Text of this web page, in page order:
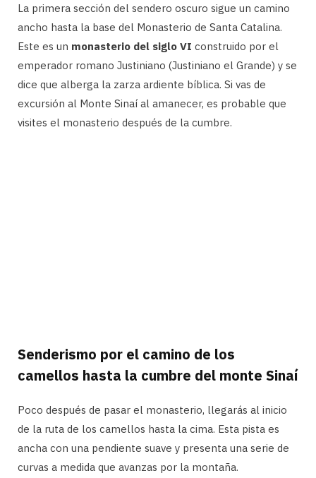
La primera sección del sendero oscuro sigue un camino
ancho hasta la base del Monasterio de Santa Catalina.
Este es un monasterio del siglo VI construido por el
emperador romano Justiniano (Justiniano el Grande) y se
dice que alberga la zarza ardiente bíblica. Si vas de
excursión al Monte Sinaí al amanecer, es probable que
visites el monasterio después de la cumbre.
Senderismo por el camino de los
camellos hasta la cumbre del monte Sinaí
Poco después de pasar el monasterio, llegarás al inicio
de la ruta de los camellos hasta la cima. Esta pista es
ancha con una pendiente suave y presenta una serie de
curvas a medida que avanzas por la montaña.